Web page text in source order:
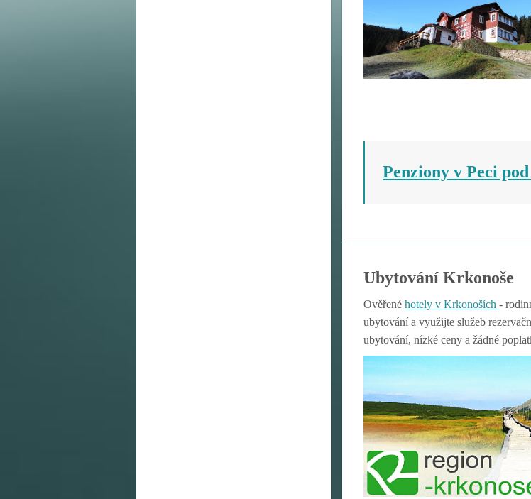
Penziony v Peci
Ubytování Krkonoše
Ověřené hotely v Krkonoších -
ubytování a využijte služeb
ubytování, nízké ceny a žádné